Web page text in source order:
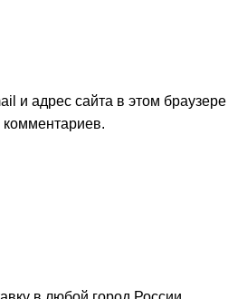
и адрес сайта в этом браузере